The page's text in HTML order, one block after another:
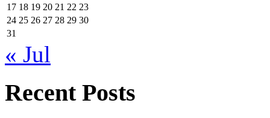
17 18 19 20 21 22 23
24 25 26 27 28 29 30
31
« Jul
Recent Posts